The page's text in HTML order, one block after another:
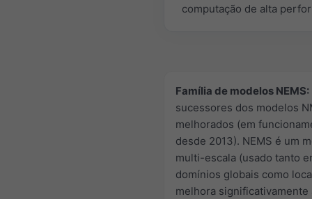
computação de alta
Família de modelos NEMS:
sucessores dos modelos
melhorados (em
desde 2013). NEMS é um
multi-escala (usado tanto
domínios globais como
melhora significativamente